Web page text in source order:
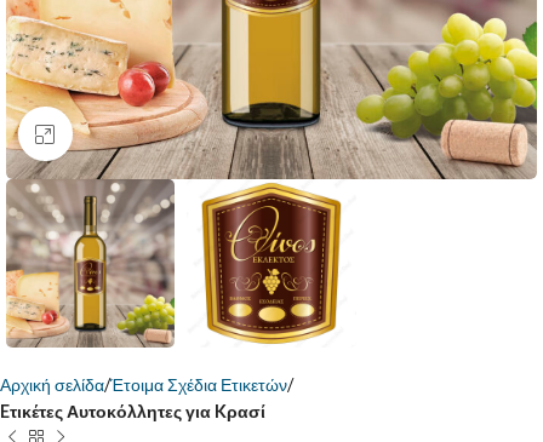
Κάντε κλικ για μεγέθυνση
Αρχική σελίδα Έτοιμα Σχέδια Ετικετών
Eτικέτες Αυτοκόλλητες για Kρασί